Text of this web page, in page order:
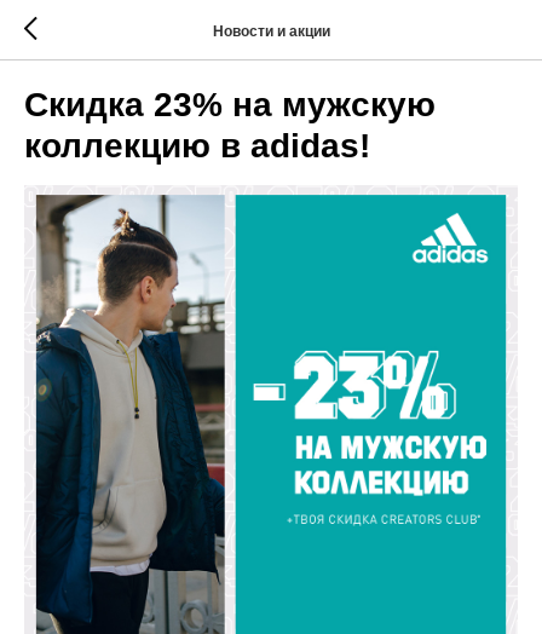
Новости и акции
Скидка 23% на мужскую
коллекцию в adidas!